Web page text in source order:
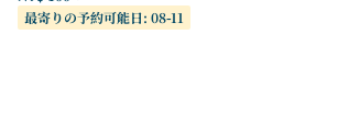
最寄りの予約可能日: 08-11